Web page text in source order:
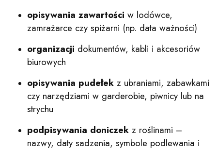
opisywania zawartości w lodówce,
zamrażarce czy spiżarni (np. data ważności)
organizacji dokumentów, kabli i akcesoriów
biurowych
opisywania pudełek z ubraniami, zabawkami
czy narzędziami w garderobie, piwnicy lub na
strychu
podpisywania doniczek z roślinami –
nazwy, daty sadzenia, symbole podlewania i